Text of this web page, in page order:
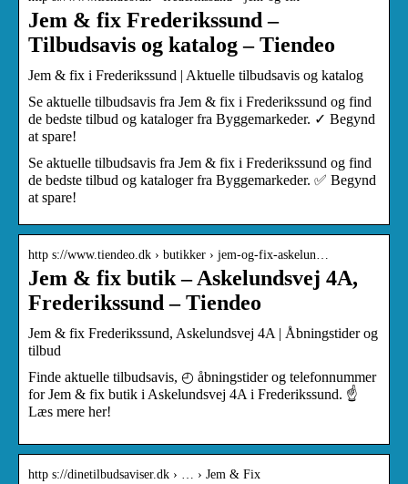
Jem & fix Frederikssund –
Tilbudsavis og katalog – Tiendeo
Jem & fix i Frederikssund | Aktuelle tilbudsavis og katalog
Se aktuelle tilbudsavis fra Jem & fix i Frederikssund og find
de bedste tilbud og kataloger fra Byggemarkeder. ✓ Begynd
at spare!
Se aktuelle tilbudsavis fra Jem & fix i Frederikssund og find
de bedste tilbud og kataloger fra Byggemarkeder. ✅ Begynd
at spare!
http s://www.tiendeo.dk › butikker › jem-og-fix-askelun…
Jem & fix butik – Askelundsvej 4A,
Frederikssund – Tiendeo
Jem & fix Frederikssund, Askelundsvej 4A | Åbningstider og
tilbud
Finde aktuelle tilbudsavis, ◴ åbningstider og telefonnummer
for Jem & fix butik i Askelundsvej 4A i Frederikssund. ☝
Læs mere her!
http s://dinetilbudsaviser.dk › … › Jem & Fix